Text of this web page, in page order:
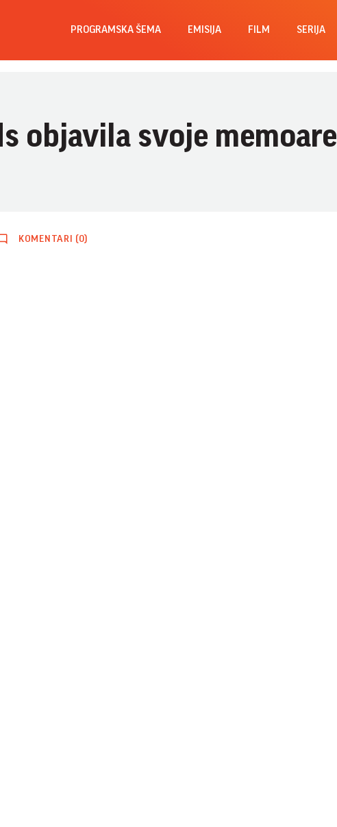
PROGRAMSKA ŠEMA EMISIJA FILM SERIJA
objavila svoje memoare
KOMENTARI (0)